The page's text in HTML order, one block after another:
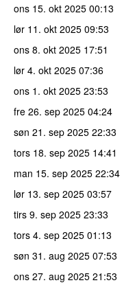
ons 15. okt 2025 00:13
lør 11. okt 2025 09:53
ons 8. okt 2025 17:51
lør 4. okt 2025 07:36
ons 1. okt 2025 23:53
fre 26. sep 2025 04:24
søn 21. sep 2025 22:33
tors 18. sep 2025 14:41
man 15. sep 2025 22:34
lør 13. sep 2025 03:57
tirs 9. sep 2025 23:33
tors 4. sep 2025 01:13
søn 31. aug 2025 07:53
ons 27. aug 2025 21:53